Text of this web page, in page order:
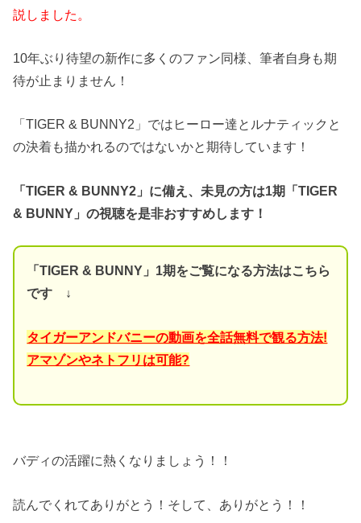
説しました。
10年ぶり待望の新作に多くのファン同様、筆者自身も期
待が止まりません！
「TIGER & BUNNY2」ではヒーロー達とルナティックと
の決着も描かれるのではないかと期待しています！
「TIGER & BUNNY2」に備え、未見の方は1期「TIGER
& BUNNY」の視聴を是非おすすめします！
「TIGER & BUNNY」1期をご覧になる方法はこちら
です ↓
タイガーアンドバニーの動画を全話無料で観る方法!
アマゾンやネトフリは可能?
バディの活躍に熱くなりましょう！！
読んでくれてありがとう！そして、ありがとう！！